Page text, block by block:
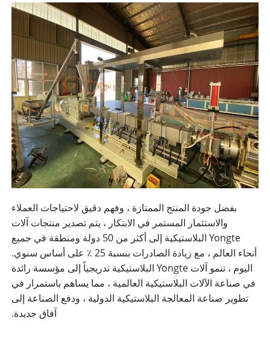
بفضل جودة المنتج الممتازة ، وفهم دقيق لاحتياجات العملاء
والاستثمار المستمر في الابتكار ، يتم تصدير منتجات آلات
Yongte البلاستيكية إلى أكثر من 50 دولة ومنطقة في جميع
أنحاء العالم ، مع زيادة الصادرات بنسبة 25 ٪ على أساس سنوي.
اليوم ، تنمو آلات Yongte البلاستيكية تدريجياً إلى مؤسسة رائدة
في صناعة الآلات البلاستيكية العالمية ، مما يساهم باستمرار في
تطوير صناعة المعالجة البلاستيكية الدولية ، ودفع الصناعة إلى
آفاق جديدة.